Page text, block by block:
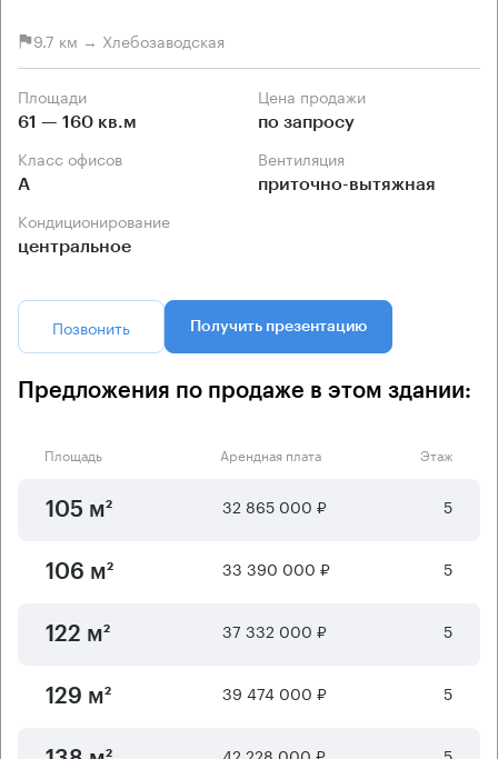
9.7 км → Хлебозаводская
Площади
61 — 160 кв.м
Цена продажи
по запросу
Класс офисов
А
Вентиляция
приточно-вытяжная
Кондиционирование
центральное
Позвонить Получить презентацию
Предложения по продаже в этом здании:
Площадь Арендная плата Этаж
105 м² 32 865 000 ₽ 5
106 м² 33 390 000 ₽ 5
122 м² 37 332 000 ₽ 5
129 м² 39 474 000 ₽ 5